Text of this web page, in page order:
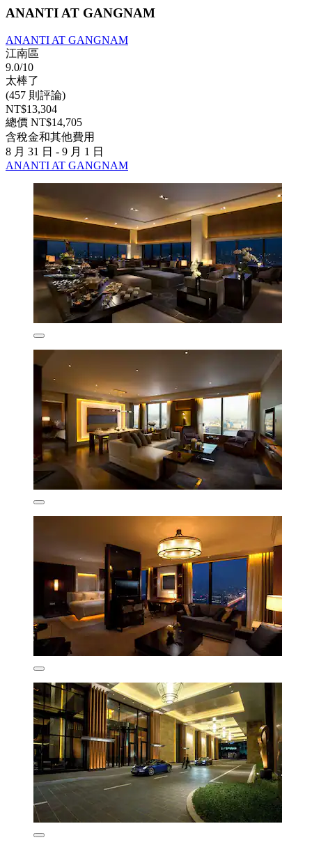
ANANTI AT GANGNAM
ANANTI AT GANGNAM
江南區
9.0/10
太棒了
(457 則評論)
NT$13,304
總價 NT$14,705
含稅金和其他費用
8 月 31 日 - 9 月 1 日
ANANTI AT GANGNAM